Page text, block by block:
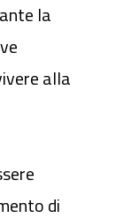
la
alla
di